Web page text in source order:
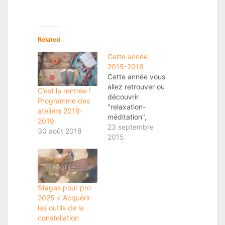
Related
C’est la rentrée !
Programme des
ateliers 2018-
2019
30 août 2018
Cette année
2015-2016
Cette année vous
allez retrouver ou
découvrir
"relaxation-
méditation",
"confiance en Soi
et soin
23 septembre
2015
Stages pour pro
2025 « Acquérir
les outils de la
constellation